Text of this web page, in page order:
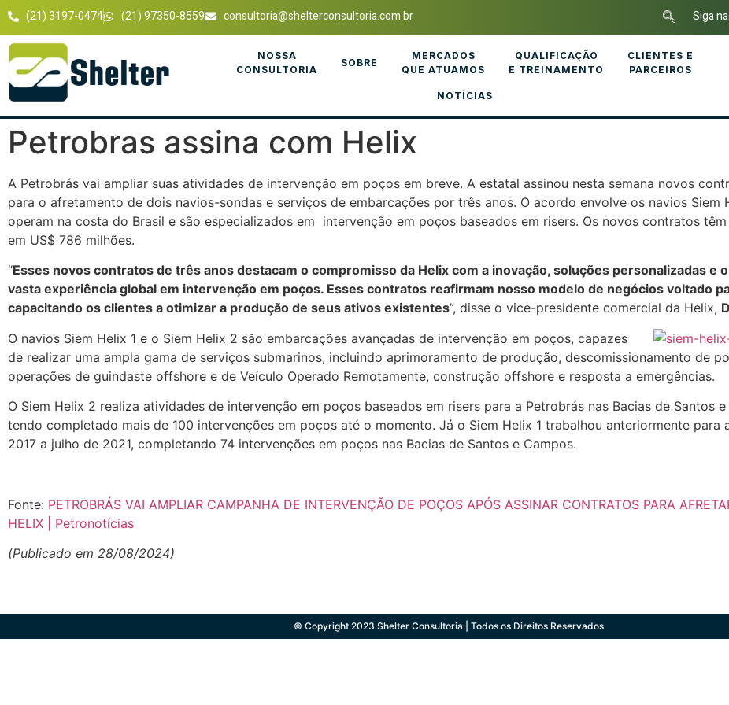
(21) 3197-0474 (21) 97350-8559 consultoria@shelterconsultoria.com.br Siga
NOSSA
CONSULTORIA
SOBRE
MERCADOS
QUE ATUAMOS
QUALIFICAÇÃO
E TREINAMENTO
CLIENTES E
PARCEIROS
NOTÍCIAS
Petrobras assina com Helix
A Petrobrás vai ampliar suas atividades de intervenção em poços em breve. A estatal assinou nesta semana novos
para o afretamento de dois navios-sondas e serviços de embarcações por três anos. O acordo envolve os navios Siem
operam na costa do Brasil e são especializados em intervenção em poços baseados em risers. Os novos contratos
em US$ 786 milhões.
“Esses novos contratos de três anos destacam o compromisso da Helix com a inovação, soluções personalizadas e
vasta experiência global em intervenção em poços. Esses contratos reafirmam nosso modelo de negócios voltado
capacitando os clientes a otimizar a produção de seus ativos existentes”, disse o vice-presidente comercial da Helix,
O navios Siem Helix 1 e o Siem Helix 2 são embarcações avançadas de intervenção em poços, capazes
de realizar uma ampla gama de serviços submarinos, incluindo aprimoramento de produção, descomissionamento de
operações de guindaste offshore e de Veículo Operado Remotamente, construção offshore e resposta a emergências.
O Siem Helix 2 realiza atividades de intervenção em poços baseados em risers para a Petrobrás nas Bacias de Santos e
tendo completado mais de 100 intervenções em poços até o momento. Já o Siem Helix 1 trabalhou anteriormente para
2017 a julho de 2021, completando 74 intervenções em poços nas Bacias de Santos e Campos.
Fonte: PETROBRÁS VAI AMPLIAR CAMPANHA DE INTERVENÇÃO DE POÇOS APÓS ASSINAR CONTRATOS PARA
HELIX | Petronotícias
(Publicado em 28/08/2024)
© Copyright 2023 Shelter Consultoria | Todos os Direitos Reservados